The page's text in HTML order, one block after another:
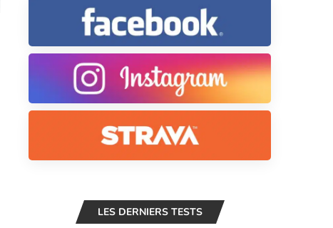
LES DERNIERS TESTS